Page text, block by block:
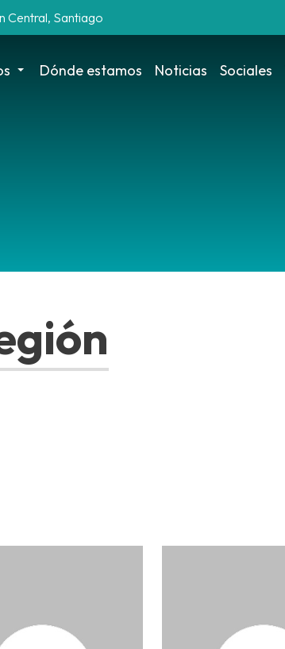
Central, Santiago
Dónde estamos Noticias Sociales